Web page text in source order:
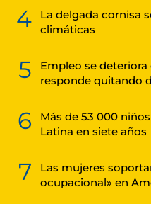
4
La delgada cornisa
climáticas
5
Empleo se
responde quitando
6
Más de 53 000
Latina en siete años
7
Las mujeres
ocupacional» en